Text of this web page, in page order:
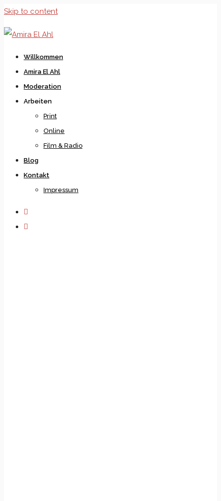
Skip to content
Willkommen
Amira El Ahl
Moderation
Arbeiten
Print
Online
Film & Radio
Blog
Kontakt
Impressum